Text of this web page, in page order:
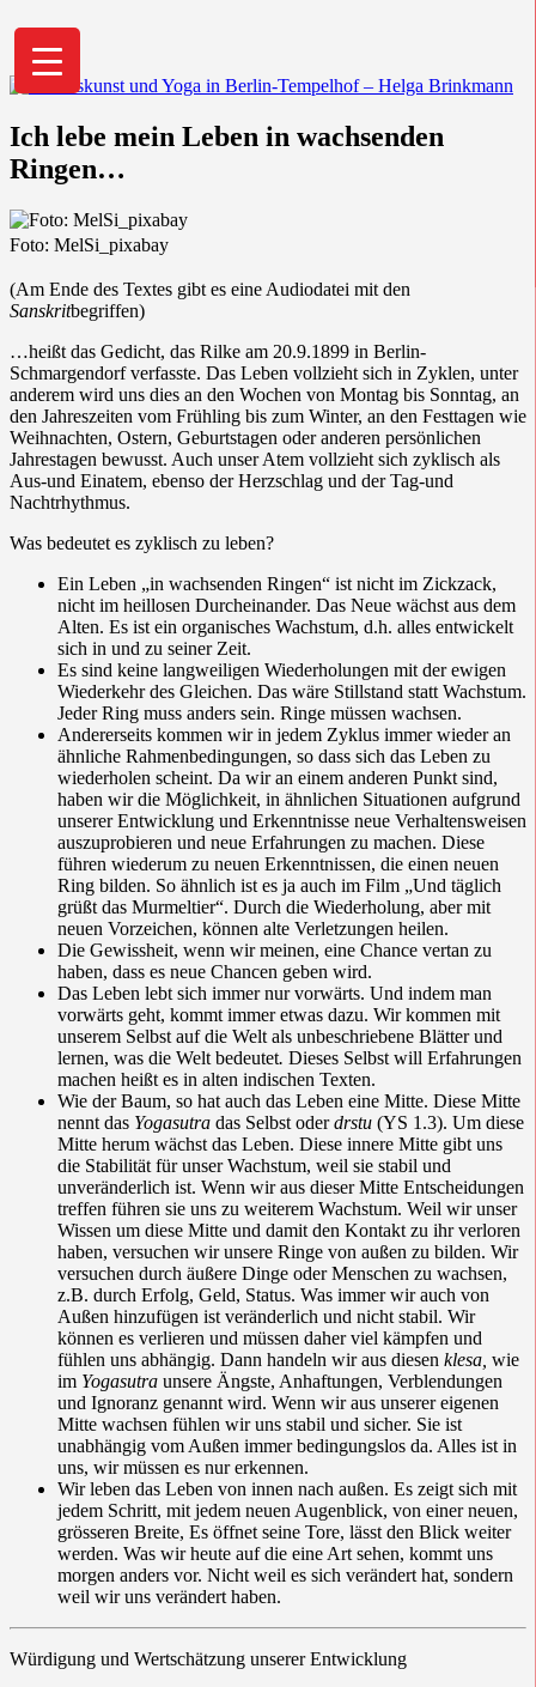
BDY/EYU: "Aus der eigenen Mitte heraus
ein kraftvolles, lebendiges und freies
Leben zu gestalten ist Lebenskunst."
Ich lebe mein Leben in wachsenden
Ringen…
Foto: MelSi_pixabay
(Am Ende des Textes gibt es eine Audiodatei mit den
Sanskritbegriffen)
…heißt das Gedicht, das Rilke am 20.9.1899 in Berlin-
Schmargendorf verfasste. Das Leben vollzieht sich in Zyklen, unter
anderem wird uns dies an den Wochen von Montag bis Sonntag, an
den Jahreszeiten vom Frühling bis zum Winter, an den Festtagen wie
Weihnachten, Ostern, Geburtstagen oder anderen persönlichen
Jahrestagen bewusst. Auch unser Atem vollzieht sich zyklisch als
Aus-und Einatem, ebenso der Herzschlag und der Tag-und
Nachtrhythmus.
Was bedeutet es zyklisch zu leben?
Ein Leben „in wachsenden Ringen“ ist nicht im Zickzack,
nicht im heillosen Durcheinander. Das Neue wächst aus dem
Alten. Es ist ein organisches Wachstum, d.h. alles entwickelt
sich in und zu seiner Zeit.
Es sind keine langweiligen Wiederholungen mit der ewigen
Wiederkehr des Gleichen. Das wäre Stillstand statt Wachstum.
Jeder Ring muss anders sein. Ringe müssen wachsen.
Andererseits kommen wir in jedem Zyklus immer wieder an
ähnliche Rahmenbedingungen, so dass sich das Leben zu
wiederholen scheint. Da wir an einem anderen Punkt sind,
haben wir die Möglichkeit, in ähnlichen Situationen aufgrund
unserer Entwicklung und Erkenntnisse neue Verhaltensweisen
auszuprobieren und neue Erfahrungen zu machen. Diese
führen wiederum zu neuen Erkenntnissen, die einen neuen
Ring bilden. So ähnlich ist es ja auch im Film „Und täglich
grüßt das Murmeltier“. Durch die Wiederholung, aber mit
neuen Vorzeichen, können alte Verletzungen heilen.
Die Gewissheit, wenn wir meinen, eine Chance vertan zu
haben, dass es neue Chancen geben wird.
Das Leben lebt sich immer nur vorwärts. Und indem man
vorwärts geht, kommt immer etwas dazu. Wir kommen mit
unserem Selbst auf die Welt als unbeschriebene Blätter und
lernen, was die Welt bedeutet. Dieses Selbst will Erfahrungen
machen heißt es in alten indischen Texten.
Wie der Baum, so hat auch das Leben eine Mitte. Diese Mitte
nennt das Yogasutra das Selbst oderdrstu (YS 1.3). Um diese
Mitte herum wächst das Leben. Diese innere Mitte gibt uns
die Stabilität für unser Wachstum, weil sie stabil und
unveränderlich ist. Wenn wir aus dieser Mitte Entscheidungen
treffen führen sie uns zu weiterem Wachstum. Weil wir unser
Wissen um diese Mitte und damit den Kontakt zu ihr verloren
haben, versuchen wir unsere Ringe von außen zu bilden. Wir
versuchen durch äußere Dinge oder Menschen zu wachsen,
z.B. durch Erfolg, Geld, Status. Was immer wir auch von
Außen hinzufügen ist veränderlich und nicht stabil. Wir
können es verlieren und müssen daher viel kämpfen und
fühlen uns abhängig. Dann handeln wir aus diesen klesa, wie
im Yogasutra unsere Ängste, Anhaftungen, Verblendungen
und Ignoranz genannt wird. Wenn wir aus unserer eigenen
Mitte wachsen fühlen wir uns stabil und sicher. Sie ist
unabhängig vom Außen immer bedingungslos da. Alles ist in
uns, wir müssen es nur erkennen.
Wir leben das Leben von innen nach außen. Es zeigt sich mit
jedem Schritt, mit jedem neuen Augenblick, von einer neuen,
grösseren Breite, Es öffnet seine Tore, lässt den Blick weiter
werden. Was wir heute auf die eine Art sehen, kommt uns
morgen anders vor. Nicht weil es sich verändert hat, sondern
weil wir uns verändert haben.
Würdigung und Wertschätzung unserer Entwicklung